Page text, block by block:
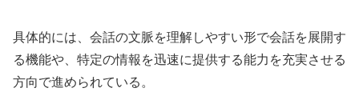
具体的には、会話の文脈を理解しやすい形で会話を展開す
る機能や、特定の情報を迅速に提供する能力を充実させる
方向で進められている。